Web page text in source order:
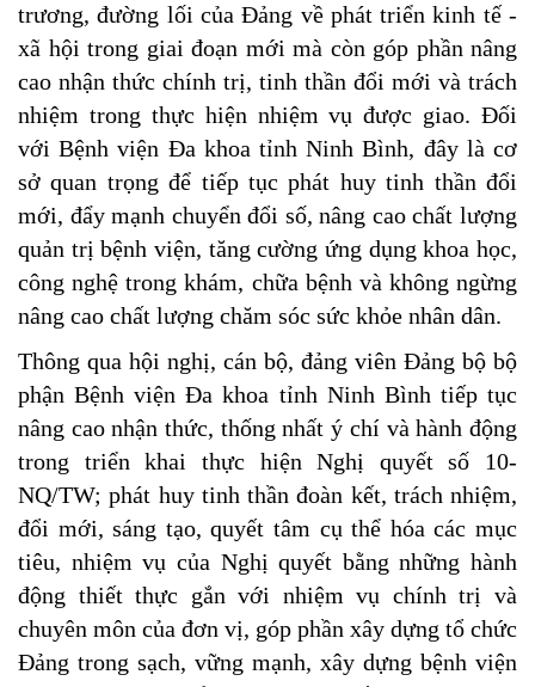
trương, đường lối của Đảng về phát triển kinh tế -
xã hội trong giai đoạn mới mà còn góp phần nâng
cao nhận thức chính trị, tinh thần đổi mới và trách
nhiệm trong thực hiện nhiệm vụ được giao. Đối
với Bệnh viện Đa khoa tỉnh Ninh Bình, đây là cơ
sở quan trọng để tiếp tục phát huy tinh thần đổi
mới, đẩy mạnh chuyển đổi số, nâng cao chất lượng
quản trị bệnh viện, tăng cường ứng dụng khoa học,
công nghệ trong khám, chữa bệnh và không ngừng
nâng cao chất lượng chăm sóc sức khỏe nhân dân.
Thông qua hội nghị, cán bộ, đảng viên Đảng bộ bộ
phận Bệnh viện Đa khoa tỉnh Ninh Bình tiếp tục
nâng cao nhận thức, thống nhất ý chí và hành động
trong triển khai thực hiện Nghị quyết số 10-
NQ/TW; phát huy tinh thần đoàn kết, trách nhiệm,
đổi mới, sáng tạo, quyết tâm cụ thể hóa các mục
tiêu, nhiệm vụ của Nghị quyết bằng những hành
động thiết thực gắn với nhiệm vụ chính trị và
chuyên môn của đơn vị, góp phần xây dựng tổ chức
Đảng trong sạch, vững mạnh, xây dựng bệnh viện